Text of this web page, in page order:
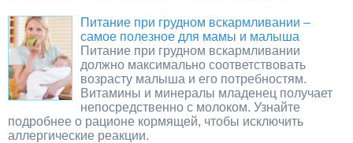
Питание при грудном вскармливании –
самое полезное для мамы и малыша
Питание при грудном вскармливании
должно максимально соответствовать
возрасту малыша и его потребностям.
Витамины и минералы младенец получает
непосредственно с молоком. Узнайте
подробнее о рационе кормящей, чтобы исключить
аллергические реакции.